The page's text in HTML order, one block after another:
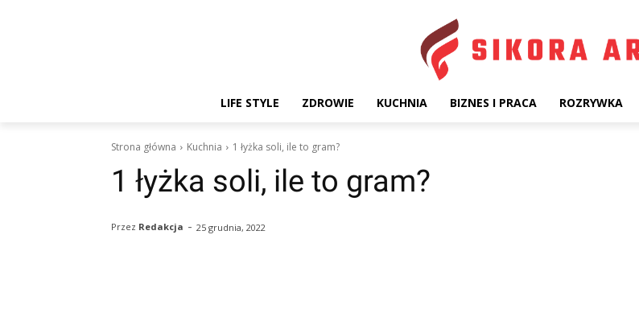
LIFE STYLE ZDROWIE KUCHNIA BIZNES I PRACA ROZRYWKA
Strona główna Kuchnia 1 łyżka soli, ile to gram?
1 łyżka soli, ile to gram?
Przez Redakcja - 25 grudnia, 2022